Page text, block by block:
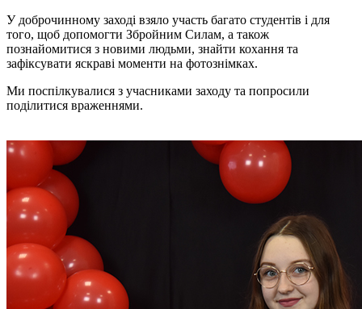
У доброчинному заході взяло участь багато студентів і для
того, щоб допомогти Збройним Силам, а також
познайомитися з новими людьми, знайти кохання та
зафіксувати яскраві моменти на фотознімках.
Ми поспілкувалися з учасниками заходу та попросили
поділитися враженнями.